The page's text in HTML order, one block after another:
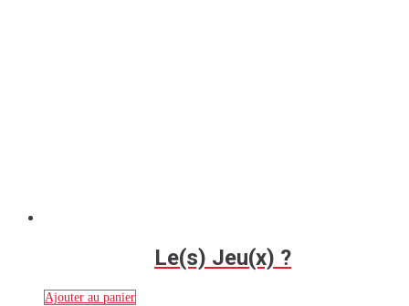
Le(s) Jeu(x) ?
Ajouter au panier